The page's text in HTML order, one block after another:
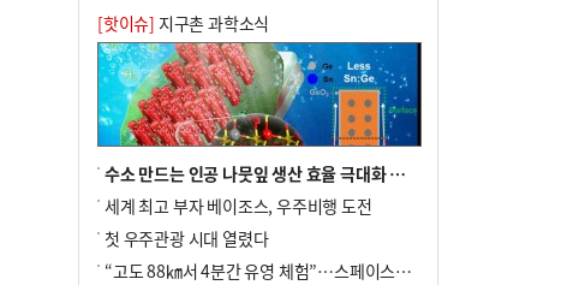
10 이임생, 홍명보 선임 독단적 결정 아냐…면
담 메모 제출
[핫이슈] 지구촌 과학소식
수소 만드는 인공 나뭇잎 생산 효율 극대화 기술 개발
세계 최고 부자 베이조스, 우주비행 도전
첫 우주관광 시대 열렸다
“고도 88㎞서 4분간 유영 체험”…스페이스X(일론 머스크 설립 기업) 9월 궤도비행 도전